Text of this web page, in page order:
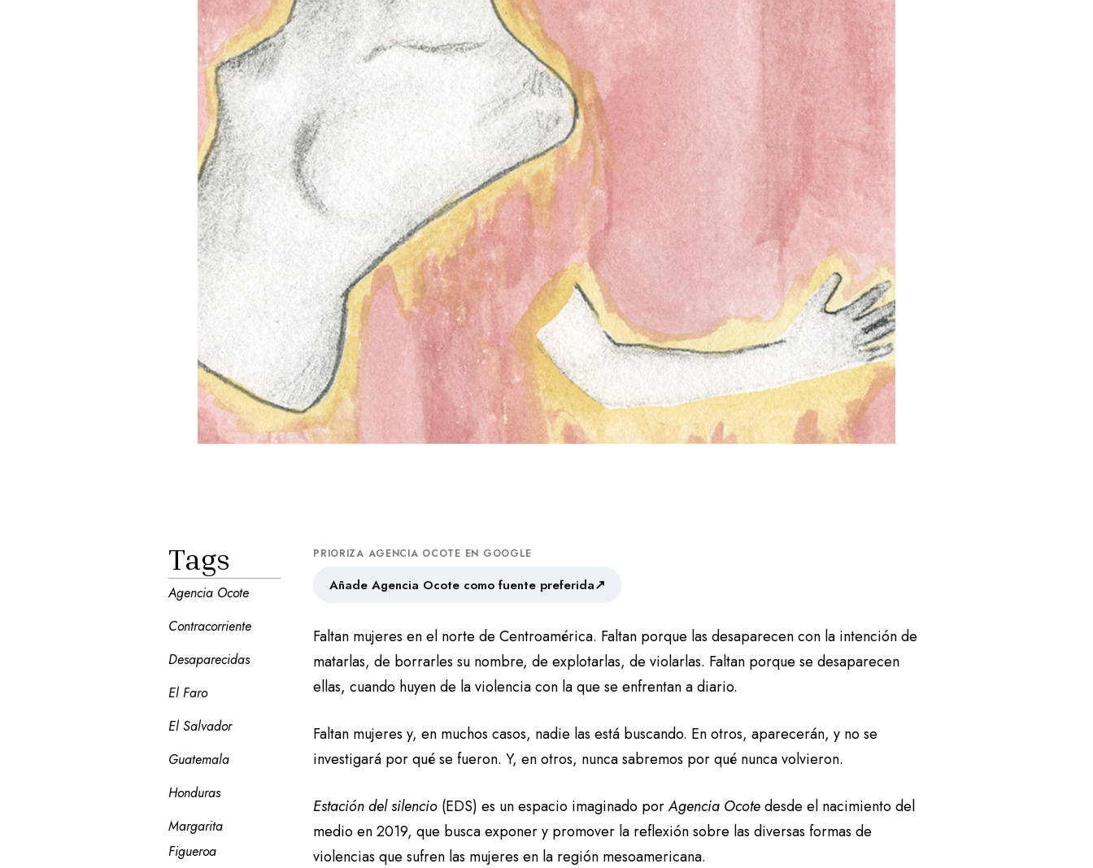
Tags
Agencia Ocote
Contracorriente
Desaparecidas
El Faro
El Salvador
Guatemala
Honduras
Margarita
Figueroa
PRIORIZA AGENCIA OCOTE EN GOOGLE
Añade Agencia Ocote como fuente preferida↗
Faltan mujeres en el norte de Centroamérica. Faltan porque las desaparecen con la intención de
matarlas, de borrarles su nombre, de explotarlas, de violarlas. Faltan porque se desaparecen
ellas, cuando huyen de la violencia con la que se enfrentan a diario.
Faltan mujeres y, en muchos casos, nadie las está buscando. En otros, aparecerán, y no se
investigará por qué se fueron. Y, en otros, nunca sabremos por qué nunca volvieron.
Estación del silencio (EDS) es un espacio imaginado porAgencia Ocotedesde el nacimiento del
medio en 2019, que busca exponer y promover la reflexión sobre las diversas formas de
violencias que sufren las mujeres en la región mesoamericana.